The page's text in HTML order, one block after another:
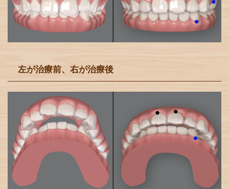
左が治療前、右が治療後